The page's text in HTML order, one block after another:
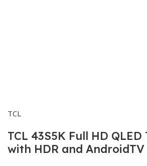
TCL
TCL 43S5K Full HD QLED
with HDR and AndroidTV